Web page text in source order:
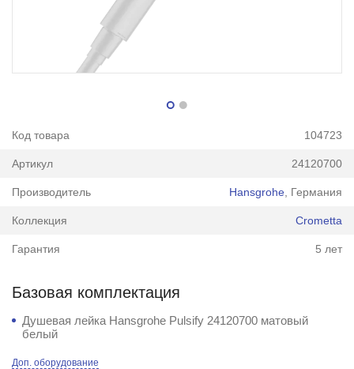
Код товара 104723
Артикул 24120700
Производитель Hansgrohe , Германия
Коллекция Crometta
Гарантия 5 лет
Базовая комплектация
Душевая лейка Hansgrohe Pulsify 24120700 матовый
белый
Доп. оборудование